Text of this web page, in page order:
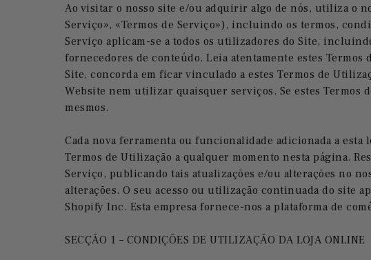
Ao visitar o nosso site e/ou adquirir algo de nós, utiliza o
Serviço», «Termos de Serviço»), incluindo os termos,
Serviço aplicam-se a todos os utilizadores do Site,
fornecedores de conteúdo. Leia atentamente estes
Site, concorda em ficar vinculado a estes Termos de
Website nem utilizar quaisquer serviços. Se estes Termos
mesmos.
Cada nova ferramenta ou funcionalidade adicionada a esta
Termos de Utilização a qualquer momento nesta página.
Serviço, publicando tais atualizações e/ou alterações no
alterações. O seu acesso ou utilização continuada do site
Shopify Inc. Esta empresa fornece-nos a plataforma de
SECÇÃO 1 – CONDIÇÕES DE UTILIZAÇÃO DA LOJA ONLINE